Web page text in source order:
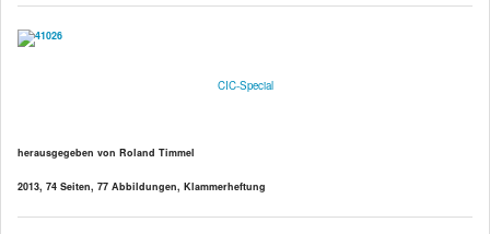
CIC-Special
herausgegeben von Roland Timmel
2013, 74 Seiten, 77 Abbildungen, Klammerheftung